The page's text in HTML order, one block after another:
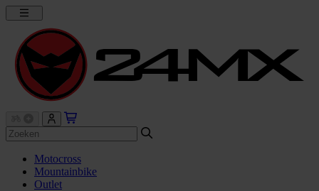
Motocross
Mountainbike
Outlet